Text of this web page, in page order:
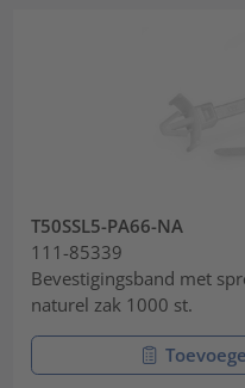
T50SSL5-PA66-NA
111-85339
Bevestigingsband met
naturel zak 1000 st.